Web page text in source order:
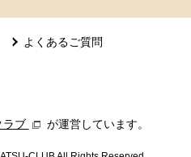
よくあるご質問
ラブ 別のウィンドウで開きます。
が運営しています。